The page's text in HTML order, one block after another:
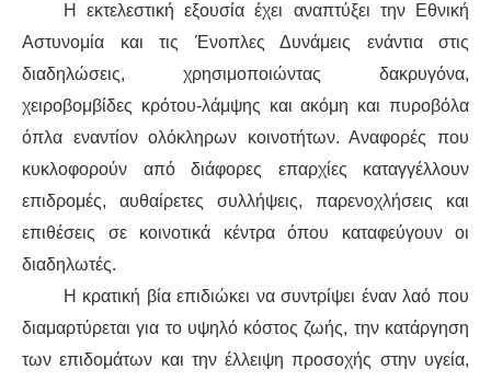
ΑΝΑΚΟΙΝΏΣΕΙΣ
ΑΝΑΛΎΣΕΙΣ
ΚΙΝΉΜΑΤΑ
ΚΙΝΗΤΟΠΟΙΉΣΕΙΣ
ΕΙΔΉΣΕΙΣ
ΑΝΑΚΟΙΝΏΣΕΙΣ
ΝΕΟΛΑΊΑ
Η εκτελεστική εξουσία έχει αναπτύξει την Εθνική
Αστυνομία και τις Ένοπλες Δυνάμεις ενάντια στις
διαδηλώσεις, χρησιμοποιώντας δακρυγόνα,
χειροβομβίδες κρότου-λάμψης και ακόμη και πυροβόλα
όπλα εναντίον ολόκληρων κοινοτήτων. Αναφορές που
κυκλοφορούν από διάφορες επαρχίες καταγγέλλουν
επιδρομές, αυθαίρετες συλλήψεις, παρενοχλήσεις και
επιθέσεις σε κοινοτικά κέντρα όπου καταφεύγουν οι
διαδηλωτές.
Η κρατική βία επιδιώκει να συντρίψει έναν λαό που
διαμαρτύρεται για το υψηλό κόστος ζωής, την κατάργηση
των επιδομάτων και την έλλειψη προσοχής στην υγεία,